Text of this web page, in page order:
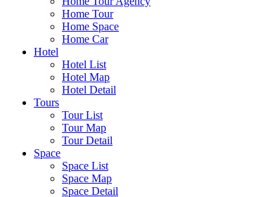
Home Tour
Home Space
Home Car
Hotel
Hotel List
Hotel Map
Hotel Detail
Tours
Tour List
Tour Map
Tour Detail
Space
Space List
Space Map
Space Detail